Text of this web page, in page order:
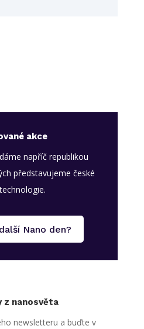
akce
napříč republikou
představujeme české
Nano den?
z nanosvěta
newsletteru a buďte v